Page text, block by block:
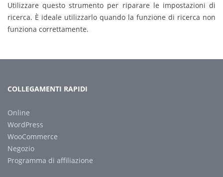
Utilizzare questo strumento per riparare le impostazioni di
ricerca. È ideale utilizzarlo quando la funzione di ricerca non
funziona correttamente.
COLLEGAMENTI RAPIDI
Online
WordPress
WooCommerce
Negozio
Programma di affiliazione